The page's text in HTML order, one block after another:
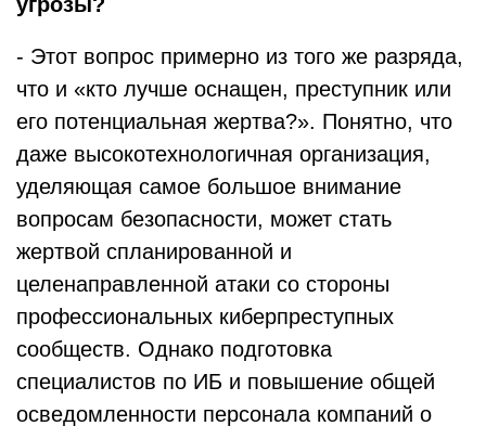
- Этот вопрос примерно из того же разряда,
что и «кто лучше оснащен, преступник или
его потенциальная жертва?». Понятно, что
даже высокотехнологичная организация,
уделяющая самое большое внимание
вопросам безопасности, может стать
жертвой спланированной и
целенаправленной атаки со стороны
профессиональных киберпреступных
сообществ. Однако подготовка
специалистов по ИБ и повышение общей
осведомленности персонала компаний о